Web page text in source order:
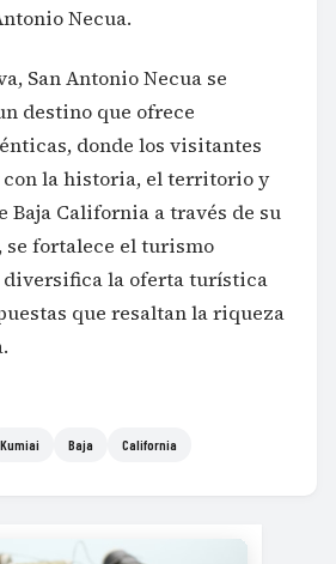
Necua.
San Antonio Necua se
destino que ofrece
donde los visitantes
con la historia, el territorio y
Baja California a través de su
se fortalece el turismo
la oferta turística
que resaltan la riqueza
Kumiai Baja California